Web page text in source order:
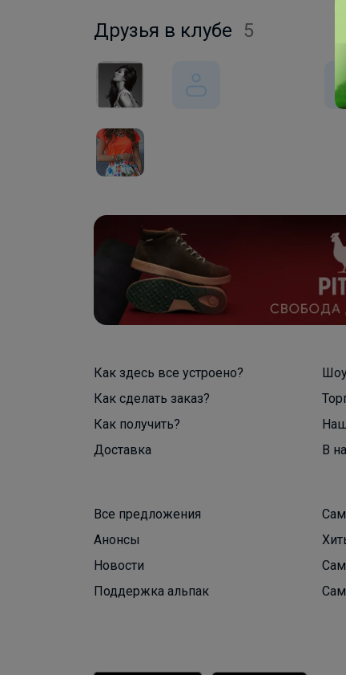
Друзья в клубе 5
Как здесь все устроено?
Как сделать заказ?
Как получить?
Доставка
В
Все предложения
Анонсы
Новости
Поддержка альпак